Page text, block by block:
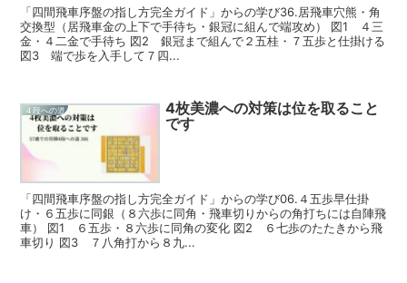
「四間飛車序盤の指し方完全ガイド」からの学び36.居飛車穴熊・角
交換型（居飛車金の上下で手待ち・銀冠に組んで端攻め） 図1 ４三
金・４二金で手待ち 図2 銀冠まで組んで２五桂・７五歩と仕掛ける
図3 端で歩を入手して７四...
４段への道
4枚美濃への対策は位を取ること
です
「四間飛車序盤の指し方完全ガイド」からの学び06.４五歩早仕掛
け・６五歩に同銀（８六歩に同角・飛車切りからの角打ちには自陣飛
車） 図1 ６五歩・８六歩に同角の変化 図2 ６七歩のたたきから飛
車切り 図3 ７八角打から８九...